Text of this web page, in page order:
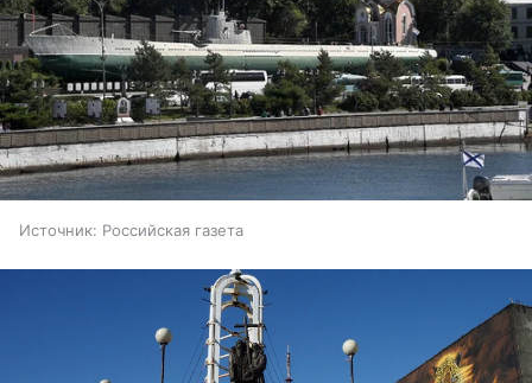
Источник: Российская газета